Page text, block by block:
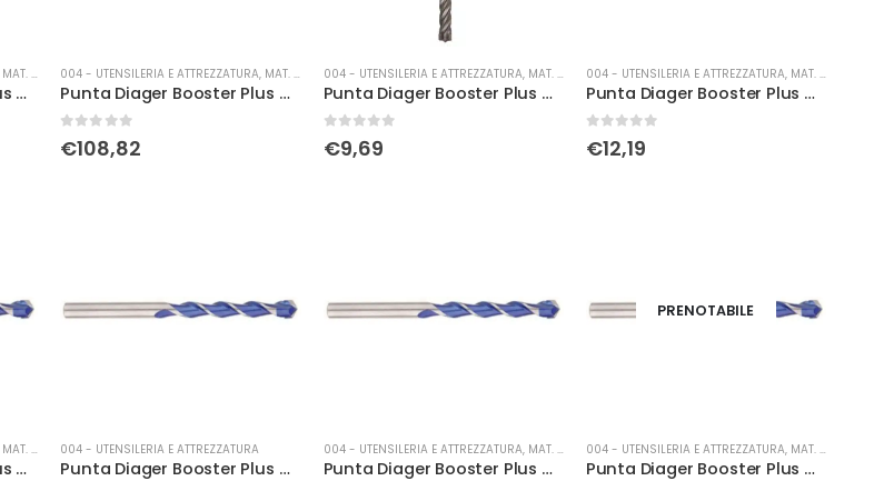
MAT. DI CONSUMO
Punta Diager Booster Plus Ø 20 x 460
004 - UTENSILERIA E ATTREZZATURA, MAT. DI CONSUMO
Punta Diager Booster Plus Ø 20 x 610
Su 5
€108,82
004 - UTENSILERIA E ATTREZZATURA, MAT. DI CONSUMO
Punta Diager Booster Plus Ø 4 x 110
Su 5
€9,69
004 - UTENSILERIA E ATTREZZATURA, MAT. DI CONSUMO
Punta Diager Booster Plus Ø 5 x 110
€12,19
MAT. DI CONSUMO
Punta Diager Booster Plus Ø 5 x 160
004 - UTENSILERIA E ATTREZZATURA
Punta Diager Booster Plus Ø 6 x 110
004 - UTENSILERIA E ATTREZZATURA, MAT. DI CONSUMO
Punta Diager Booster Plus Ø 6 x 210
PRENOTABILE
004 - UTENSILERIA E ATTREZZATURA, MAT. DI CONSUMO
Punta Diager Booster Plus Ø 6 x 310